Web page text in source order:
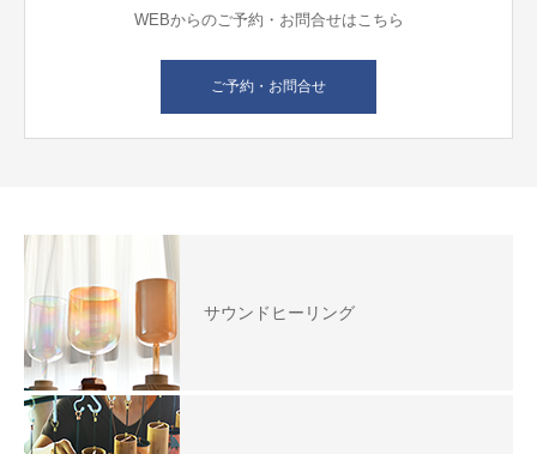
WEBからのご予約・お問合せはこちら
ご予約・お問合せ
サウンドヒーリング